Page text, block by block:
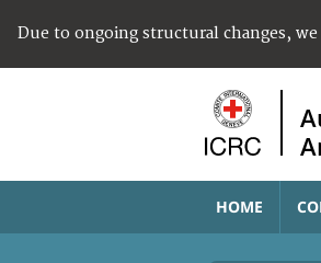
Due to ongoing structural changes,
HOME